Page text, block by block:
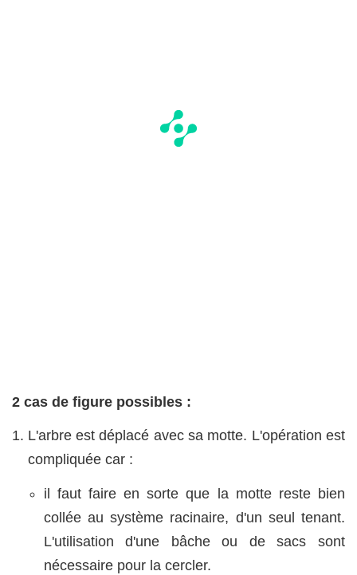
2 cas de figure possibles :
L'arbre est déplacé avec sa motte. L'opération est
compliquée car :
il faut faire en sorte que la motte reste bien
collée au système racinaire, d'un seul tenant.
L'utilisation d'une bâche ou de sacs sont
nécessaire pour la cercler.